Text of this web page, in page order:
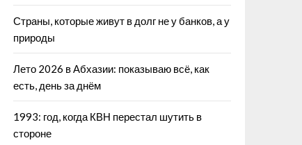
Страны, которые живут в долг не у банков, а у
природы
Лето 2026 в Абхазии: показываю всё, как
есть, день за днём
1993: год, когда КВН перестал шутить в
стороне